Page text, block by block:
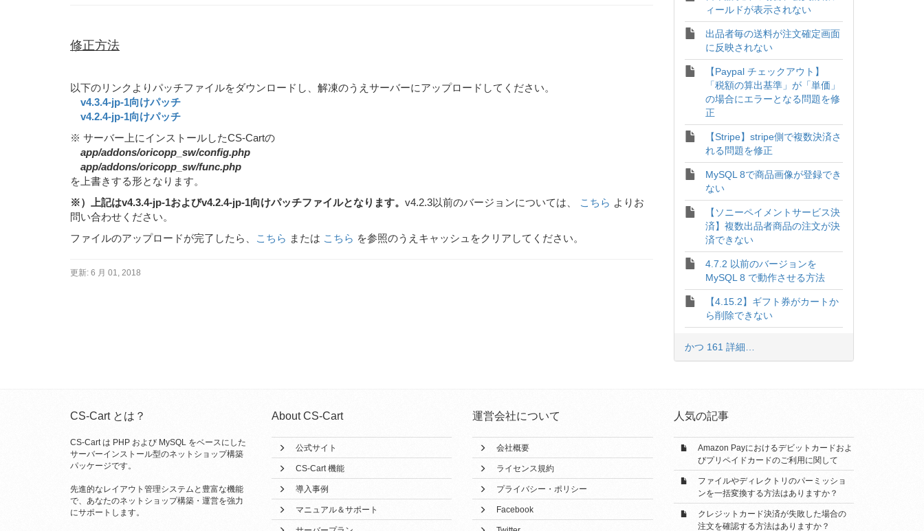
修正方法
以下のリンクよりパッチファイルをダウンロードし、解凍のうえサーバーにアップロードしてください。
v4.3.4-jp-1向けパッチ
v4.2.4-jp-1向けパッチ
※ サーバー上にインストールしたCS-Cartの
app/addons/oricopp_sw/config.php
app/addons/oricopp_sw/func.php
を上書きする形となります。
※）上記はv4.3.4-jp-1およびv4.2.4-jp-1向けパッチファイルとなります。 v4.2.3以前のバージョンについては、 こちら よりお
問い合わせください。
ファイルのアップロードが完了したら、
こちら または こちら を参照のうえキャッシュをクリアしてください。
更新: 6 月 01, 2018
ィールドが表示されない
出品者毎の送料が注文確定画面
に反映されない
【Paypal チェックアウト】
「税額の算出基準」が「単価」
の場合にエラーとなる問題を修
正
【Stripe】stripe側で複数決済さ
れる問題を修正
MySQL 8で商品画像が登録でき
ない
【ソニーペイメントサービス決
済】複数出品者商品の注文が決
済できない
4.7.2 以前のバージョンを
MySQL 8 で動作させる方法
【4.15.2】ギフト券がカートか
ら削除できない
かつ 161 詳細…
CS-Cart とは？
CS-Cart は PHP および MySQL をベースにした
サーバーインストール型のネットショップ構築
パッケージです。
先進的なレイアウト管理システムと豊富な機能
で、あなたのネットショップ構築・運営を強力
にサポートします。
About CS-Cart
公式サイト
CS-Cart 機能
導入事例
マニュアル＆サポート
運営会社について
会社概要
ライセンス規約
プライバシー・ポリシー
Facebook
人気の記事
Amazon Payにおけるデビットカードおよ
びプリペイドカードのご利用に関して
ファイルやディレクトリのパーミッショ
ンを一括変換する方法はありますか？
クレジットカード決済が失敗した場合の
注文を確認する方法はありますか？